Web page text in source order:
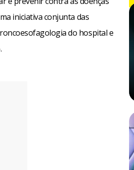
iniciativa conjunta das
do hospital e